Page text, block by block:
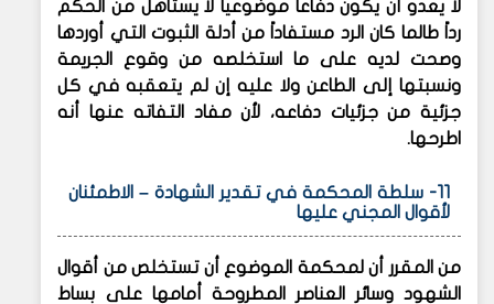
لا يعدو أن يكون دفاعاً موضوعياً لا يستأهل من الحكم
رداً طالما كان الرد مستفاداً من أدلة الثبوت التي أوردها
وصحت لديه على ما استخلصه من وقوع الجريمة
ونسبتها إلى الطاعن ولا عليه إن لم يتعقبه في كل
جزئية من جزئيات دفاعه، لأن مفاد التفاته عنها أنه
اطرحها.
11- سلطة المحكمة في تقدير الشهادة – الاطمئنان
لأقوال المجني عليها
من المقرر أن لمحكمة الموضوع أن تستخلص من أقوال
الشهود وسائر العناصر المطروحة أمامها على بساط